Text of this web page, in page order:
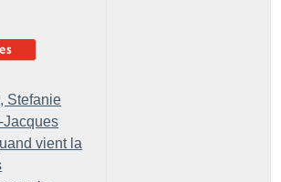
Stefanie
Jacques
vient la